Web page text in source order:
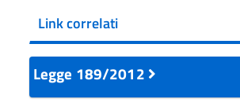
Link correlati
Legge 189/2012